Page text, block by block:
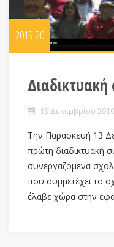
2019-20
15 Δεκεμβρίου 2019
Την Παρασκευή 13
πρώτη διαδικτυακή
συνεργαζόμενα
που συμμετέχει το
έλαβε χώρα στην